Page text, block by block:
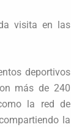
visita en las
deportivos
más de 240
la red de
la